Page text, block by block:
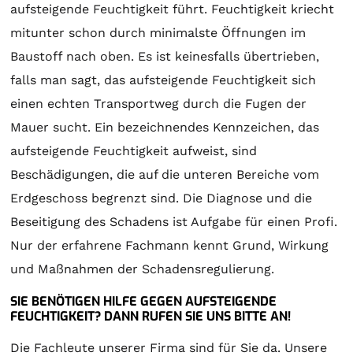
aufsteigende Feuchtigkeit führt. Feuchtigkeit kriecht
mitunter schon durch minimalste Öffnungen im
Baustoff nach oben. Es ist keinesfalls übertrieben,
falls man sagt, das aufsteigende Feuchtigkeit sich
einen echten Transportweg durch die Fugen der
Mauer sucht. Ein bezeichnendes Kennzeichen, das
aufsteigende Feuchtigkeit aufweist, sind
Beschädigungen, die auf die unteren Bereiche vom
Erdgeschoss begrenzt sind. Die Diagnose und die
Beseitigung des Schadens ist Aufgabe für einen Profi.
Nur der erfahrene Fachmann kennt Grund, Wirkung
und Maßnahmen der Schadensregulierung.
SIE BENÖTIGEN HILFE GEGEN AUFSTEIGENDE
FEUCHTIGKEIT? DANN RUFEN SIE UNS BITTE AN!
Die Fachleute unserer Firma sind für Sie da. Unsere